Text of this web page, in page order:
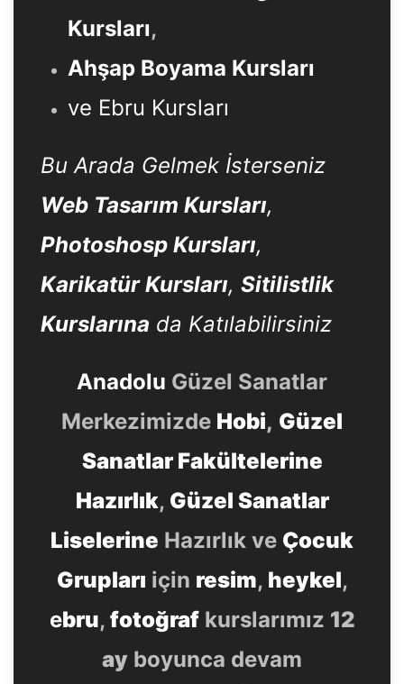
Kursları,
Ahşap Boyama Kursları
ve Ebru Kursları
Bu Arada Gelmek İsterseniz
Web Tasarım Kursları,
Photoshosp Kursları,
Karikatür Kursları, Sitilistlik
Kurslarına da Katılabilirsiniz
Anadolu Güzel Sanatlar
Merkezimizde Hobi, Güzel
Sanatlar Fakültelerine
Hazırlık, Güzel Sanatlar
Liselerine Hazırlık ve Çocuk
Grupları için resim, heykel,
ebru, fotoğrafkurslarımız 12
ay boyunca devam